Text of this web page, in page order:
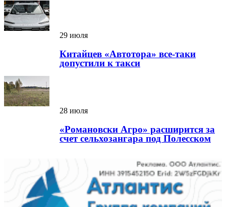
29 июля
Китайцев «Автотора» все-таки
допустили к такси
28 июля
«Романовски Агро» расширится за
счет сельхозангара под Полесском